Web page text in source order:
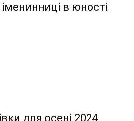
в юності
для осені 2024